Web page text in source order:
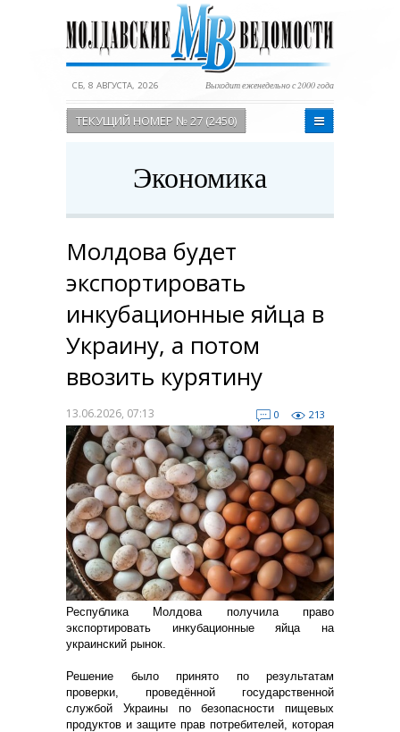
СБ, 8 АВГУСТА, 2026 Выходит еженедельно с 2000 года
ТЕКУЩИЙ НОМЕР № 27 (2450)
Экономика
Молдова будет
экспортировать
инкубационные яйца в
Украину, а потом
ввозить курятину
13.06.2026, 07:13 0 213
Республика Молдова получила право
экспортировать инкубационные яйца на
украинский рынок.
Решение было принято по результатам
проверки, проведённой государственной
службой Украины по безопасности пищевых
продуктов и защите прав потребителей, которая